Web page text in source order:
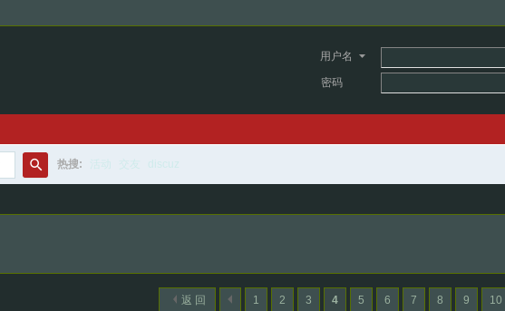
用户名
密码
索
热搜: 交友 discuz
1 2 3 4 5 6 7 8 9 10
返 回